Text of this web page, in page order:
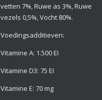
vetten 7%, Ruwe as 3%, Ruwe
vezels 0,5%, Vocht 80%.
Voedingsadditieven:
Vitamine A: 1.500 EI
Vitamine D3: 75 EI
Vitamine E: 70 mg